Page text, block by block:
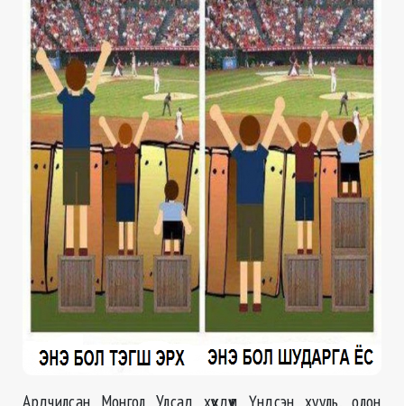
Ардчилсан Монгол Улсад хүүхдүүд Үндсэн хууль, олон